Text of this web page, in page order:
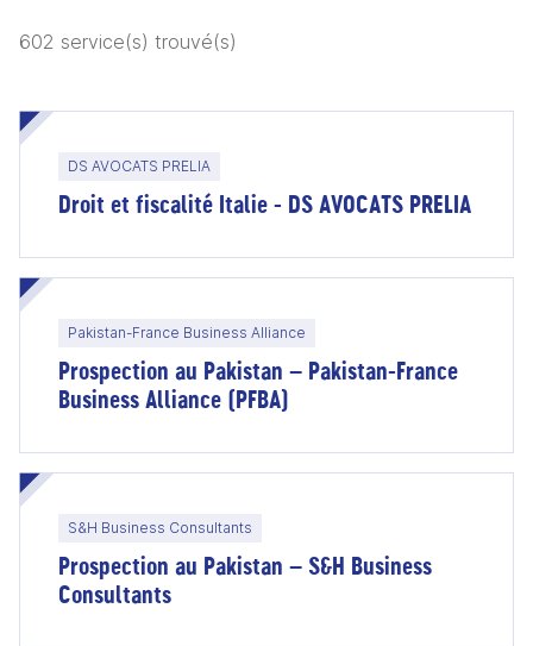
602 service(s) trouvé(s)
DS AVOCATS PRELIA
Droit et fiscalité Italie - DS AVOCATS PRELIA
Pakistan-France Business Alliance
Prospection au Pakistan – Pakistan-France
Business Alliance (PFBA)
S&H Business Consultants
Prospection au Pakistan – S&H Business
Consultants